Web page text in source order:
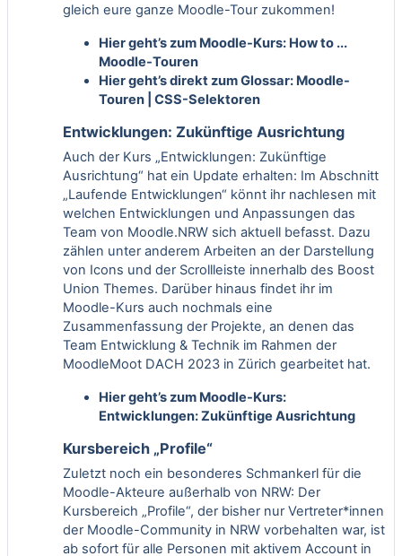
gleich eure ganze Moodle-Tour zukommen!
Hier geht’s zum Moodle-Kurs: How to ...
Moodle-Touren
Hier geht’s direkt zum Glossar: Moodle-
Touren | CSS-Selektoren
Entwicklungen: Zukünftige Ausrichtung
Auch der Kurs „Entwicklungen: Zukünftige
Ausrichtung“ hat ein Update erhalten: Im Abschnitt
„Laufende Entwicklungen“ könnt ihr nachlesen mit
welchen Entwicklungen und Anpassungen das
Team von Moodle.NRW sich aktuell befasst. Dazu
zählen unter anderem Arbeiten an der Darstellung
von Icons und der Scrollleiste innerhalb des Boost
Union Themes. Darüber hinaus findet ihr im
Moodle-Kurs auch nochmals eine
Zusammenfassung der Projekte, an denen das
Team Entwicklung & Technik im Rahmen der
MoodleMoot DACH 2023 in Zürich gearbeitet hat.
Hier geht’s zum Moodle-Kurs:
Entwicklungen: Zukünftige Ausrichtung
Kursbereich „Profile“
Zuletzt noch ein besonderes Schmankerl für die
Moodle-Akteure außerhalb von NRW: Der
Kursbereich „Profile“, der bisher nur Vertreter*innen
der Moodle-Community in NRW vorbehalten war, ist
ab sofort für alle Personen mit aktivem Account in